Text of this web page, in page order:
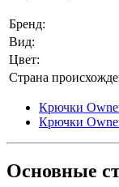
Бренд:
Вид:
Цвет:
Страна
Крючки
Крючки
Основные